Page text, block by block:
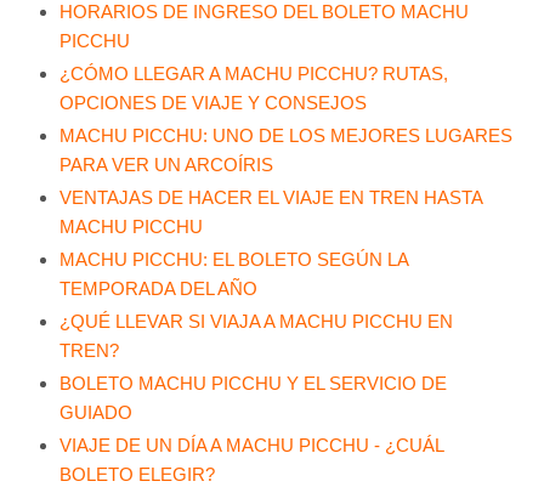
HORARIOS DE INGRESO DEL BOLETO MACHU
PICCHU
¿CÓMO LLEGAR A MACHU PICCHU? RUTAS,
OPCIONES DE VIAJE Y CONSEJOS
MACHU PICCHU: UNO DE LOS MEJORES LUGARES
PARA VER UN ARCOÍRIS
VENTAJAS DE HACER EL VIAJE EN TREN HASTA
MACHU PICCHU
MACHU PICCHU: EL BOLETO SEGÚN LA
TEMPORADA DEL AÑO
¿QUÉ LLEVAR SI VIAJA A MACHU PICCHU EN
TREN?
BOLETO MACHU PICCHU Y EL SERVICIO DE
GUIADO
VIAJE DE UN DÍA A MACHU PICCHU - ¿CUÁL
BOLETO ELEGIR?